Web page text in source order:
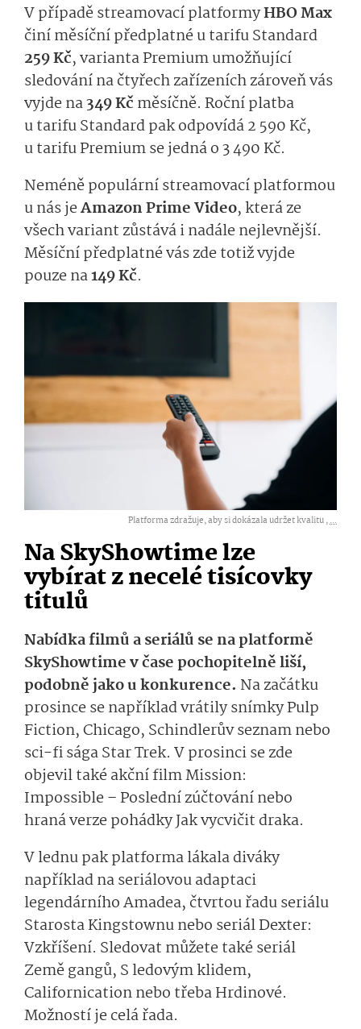
V případě streamovací platformyHBO Max
činí měsíční předplatné u tarifu Standard
259 Kč, varianta Premium umožňující
sledování na čtyřech zařízeních zároveň vás
vyjde na349 Kč měsíčně. Roční platba
u tarifu Standard pak odpovídá 2 590 Kč,
u tarifu Premium se jedná o 3 490 Kč.
Neméně populární streamovací platformou
u nás jeAmazon Prime Video, která ze
všech variant zůstává i nadále nejlevnější.
Měsíční předplatné vás zde totiž vyjde
pouze na149 Kč.
Platforma zdražuje, aby si dokázala udržet kvalitu ,...
Na SkyShowtime lze
vybírat z necelé tisícovky
titulů
Nabídka filmů a seriálů se na platformě
SkyShowtime v čase pochopitelně liší,
podobně jako u konkurence. Na začátku
prosince se například vrátily snímky Pulp
Fiction, Chicago, Schindlerův seznam nebo
sci-fi sága Star Trek. V prosinci se zde
objevil také akční film Mission:
Impossible – Poslední zúčtování nebo
hraná verze pohádky Jak vycvičit draka.
V lednu pak platforma lákala diváky
například na seriálovou adaptaci
legendárního Amadea, čtvrtou řadu seriálu
Starosta Kingstownu nebo seriál Dexter:
Vzkříšení. Sledovat můžete také seriál
Země gangů, S ledovým klidem,
Californication nebo třeba Hrdinové.
Možností je celá řada.